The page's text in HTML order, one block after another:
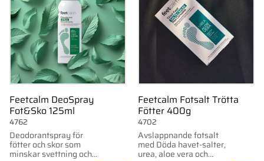
Feetcalm DeoSpray
Fot&Sko 125ml
Deodorantspray för
fötter och skor som
minskar svettning och
4762
Feetcalm Fotsalt Trötta
Fötter 400g
Avslappnande fotsalt
med Döda havet-salter,
urea, aloe vera och
4702